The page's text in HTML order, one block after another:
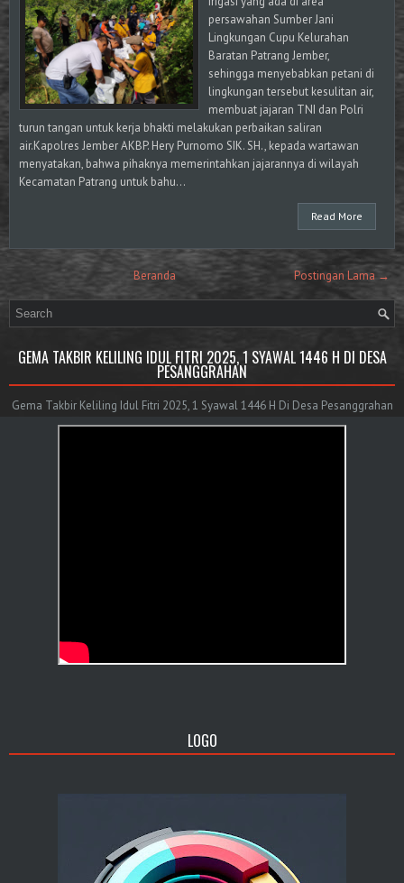
persawahan Sumber Jani
Lingkungan Cupu Kelurahan
Baratan Patrang Jember,
sehingga menyebabkan petani di
lingkungan tersebut kesulitan air,
membuat jajaran TNI dan Polri
turun tangan untuk kerja bhakti melakukan perbaikan saliran
air.Kapolres Jember AKBP. Hery Purnomo SIK. SH., kepada wartawan
menyatakan, bahwa pihaknya memerintahkan jajarannya di wilayah
Kecamatan Patrang untuk bahu...
Read More
Postingan Lama →
Beranda
GEMA TAKBIR KELILING IDUL FITRI 2025, 1 SYAWAL 1446 H DI DESA
PESANGGRAHAN
Gema Takbir Keliling Idul Fitri 2025, 1 Syawal 1446 H Di Desa Pesanggrahan
LOGO